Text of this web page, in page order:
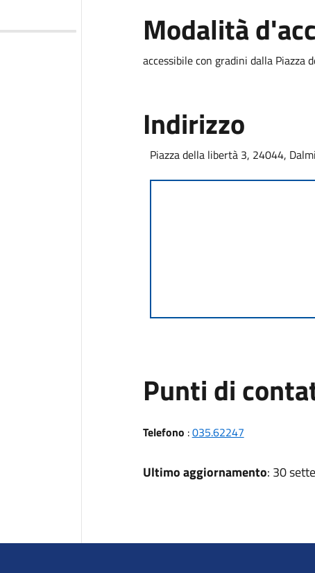
Modalità
accessibile con gradini dalla Piazza
Indirizzo
Piazza della libertà 3, 24044,
Punti di
Telefono :035.62247
Ultimo aggiornamento: 30